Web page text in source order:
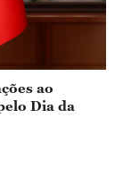
ao
Dia da